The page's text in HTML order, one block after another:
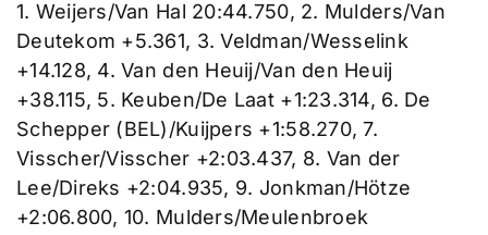
1. Weijers/Van Hal 20:44.750, 2. Mulders/Van
Deutekom +5.361, 3. Veldman/Wesselink
+14.128, 4. Van den Heuij/Van den Heuij
+38.115, 5. Keuben/De Laat +1:23.314, 6. De
Schepper (BEL)/Kuijpers +1:58.270, 7.
Visscher/Visscher +2:03.437, 8. Van der
Lee/Direks +2:04.935, 9. Jonkman/Hötze
+2:06.800, 10. Mulders/Meulenbroek